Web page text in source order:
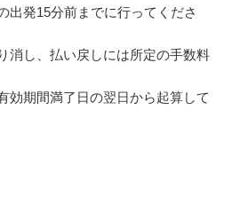
出発15分前までに行ってくださ
消し、払い戻しには所定の手数料
効期間満了日の翌日から起算して